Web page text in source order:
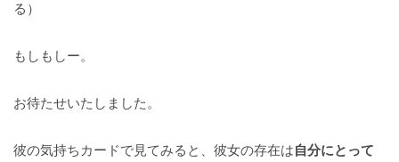
る）
もしもしー。
お待たせいたしました。
彼の気持ちカードで見てみると、彼女の存在は自分にとって